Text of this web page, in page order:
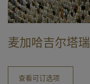
麦加哈吉尔塔
查看可订选项